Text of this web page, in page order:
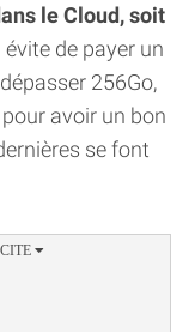
le Cloud, soit
évite de payer un
256Go,
avoir un bon
se font